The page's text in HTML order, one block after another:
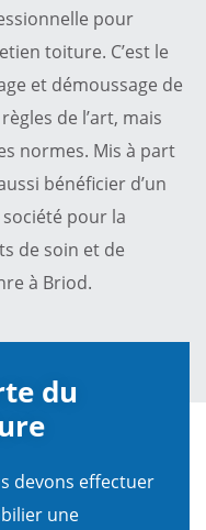
pour
toiture. C’est le
et démoussage de
de l’art, mais
normes. Mis à part
bénéficier d’un
pour la
de soin et de
à Briod.
du
devons effectuer
une